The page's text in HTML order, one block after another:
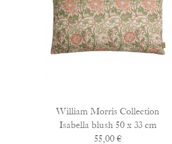
William Morris Collection
Isabella blush 50 x 33 cm
55,00 €